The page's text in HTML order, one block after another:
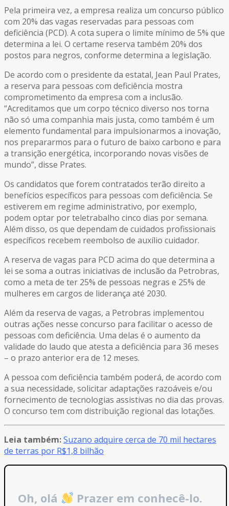
Pela primeira vez, a empresa realiza um concurso público
com 20% das vagas reservadas para pessoas com
deficiência (PCD). A cota supera o limite mínimo de 5% que
determina a lei. O certame reserva também 20% dos
postos para negros, conforme determina a legislação.
De acordo com o presidente da estatal, Jean Paul Prates,
a reserva para pessoas com deficiência mostra
comprometimento da empresa com a inclusão.
“Acreditamos que um corpo técnico diverso nos torna
não só uma companhia mais justa, como também é um
elemento fundamental para impulsionarmos a inovação,
nos prepararmos para o futuro de baixo carbono e para
a transição energética, incorporando novas visões de
mundo”, disse Prates.
Os candidatos que forem contratados terão direito a
benefícios específicos para pessoas com deficiência. Se
estiverem em regime administrativo, por exemplo,
podem optar por teletrabalho cinco dias por semana.
Além disso, os que dependam de cuidados profissionais
específicos recebem reembolso de auxílio cuidador.
A reserva de vagas para PCD acima do que determina a
lei se soma a outras iniciativas de inclusão da Petrobras,
como a meta de ter 25% de pessoas negras e 25% de
mulheres em cargos de liderança até 2030.
Além da reserva de vagas, a Petrobras implementou
outras ações nesse concurso para facilitar o acesso de
pessoas com deficiência. Uma delas é o aumento da
validade do laudo que atesta a deficiência para 36 meses
– o prazo anterior era de 12 meses.
A pessoa com deficiência também poderá, de acordo com
a sua necessidade, solicitar adaptações razoáveis e/ou
fornecimento de tecnologias assistivas no dia das provas.
O concurso tem com distribuição regional das lotações.
Leia também:Suzano adquire cerca de 70 mil hectares
de terras por R$1,8 bilhão
Oh, olá Prazer em conhecê-lo.